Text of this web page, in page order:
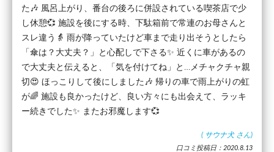
た🎶 風呂上がり、番台の後ろに併設されている喫茶店で少
し休憩💞 施設を後にする時、下駄箱前で常連のお母さんと
スレ違う👵 雨が降っていたけど車まで走り出そうとしたら
「傘は？大丈夫？」と心配しで下さる✨ 近くに車があるの
で大丈夫と伝えると、「気を付けてね」と…メチャクチャ親
切😍 ほっこりして後にしました🎶 帰りの車で雨上がりの虹
が🌈 施設も良かったけど、良い方々にも出会えて、ラッキ
ー続きでした✨ またお邪魔します💞
( サウナ犬 さん)
口コミ投稿日：2020.8.13